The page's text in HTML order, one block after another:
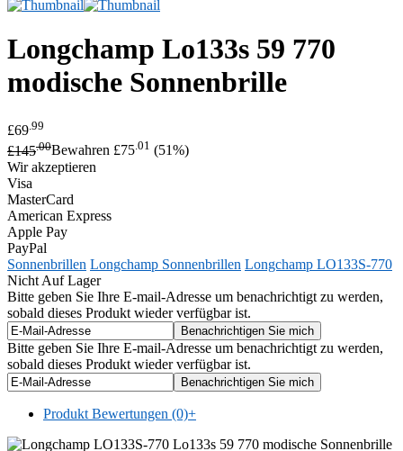
Longchamp Lo133s 59 770
modische Sonnenbrille
£69 .99
£145.00Bewahren £75.01 (51%)
Wir akzeptieren
Visa
MasterCard
American Express
Apple Pay
PayPal
Sonnenbrillen Longchamp Sonnenbrillen Longchamp LO133S-770
Nicht Auf Lager
Bitte geben Sie Ihre E-mail-Adresse um benachrichtigt zu werden,
sobald dieses Produkt wieder verfügbar ist.
Bitte geben Sie Ihre E-mail-Adresse um benachrichtigt zu werden,
sobald dieses Produkt wieder verfügbar ist.
Produkt Bewertungen (0)+